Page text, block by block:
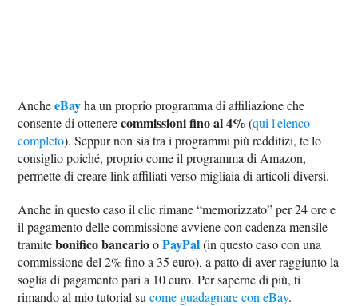
AncheeBayha un proprio programma di affiliazione che
consente di ottenerecommissioni fino al 4% (qui l'elenco
completo). Seppur non sia tra i programmi più redditizi, te lo
consiglio poiché, proprio come il programma di Amazon,
permette di creare link affiliati verso migliaia di articoli diversi.
Anche in questo caso il clic rimane “memorizzato” per 24 ore e
il pagamento delle commissione avviene con cadenza mensile
tramitebonifico bancariooPayPal(in questo caso con una
commissione del 2% fino a 35 euro), a patto di aver raggiunto la
soglia di pagamento pari a 10 euro. Per saperne di più, ti
rimando al mio tutorial sucome guadagnare con eBay.